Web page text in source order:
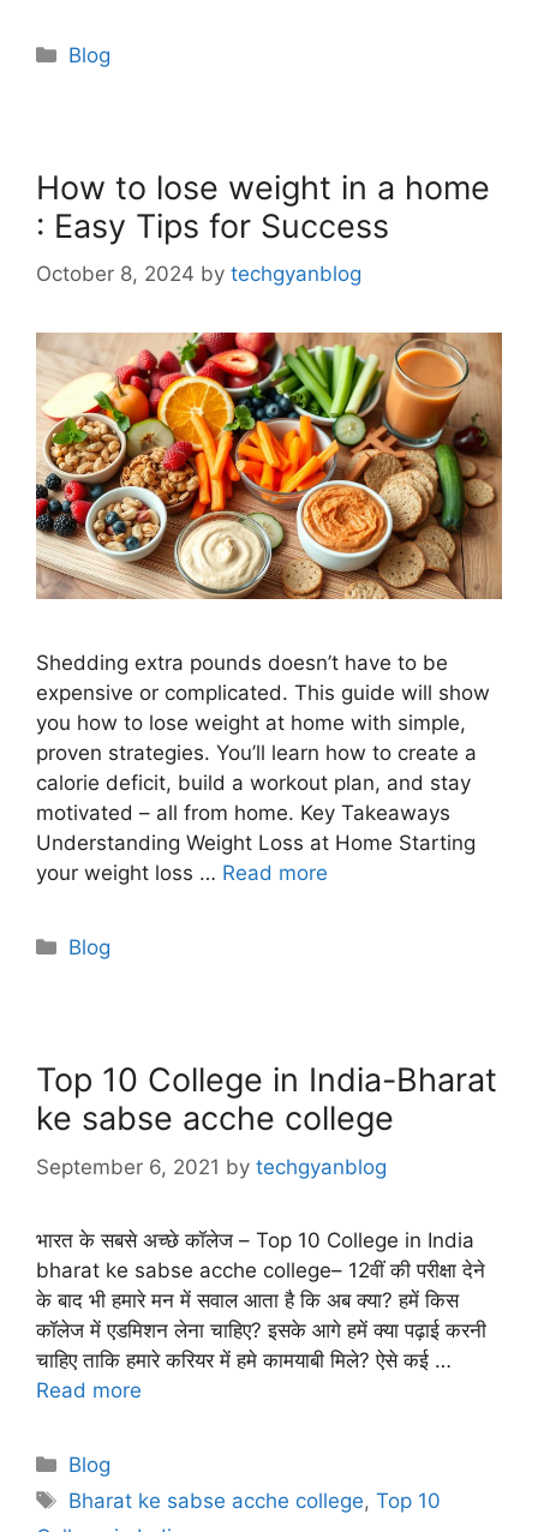
Categories
Blog
How to lose weight in a home
: Easy Tips for Success
October 8, 2024 by techgyanblog
Shedding extra pounds doesn’t have to be
expensive or complicated. This guide will show
you how to lose weight at home with simple,
proven strategies. You’ll learn how to create a
calorie deficit, build a workout plan, and stay
motivated – all from home. Key Takeaways
Understanding Weight Loss at Home Starting
your weight loss … Read more
Categories
Blog
Top 10 College in India-Bharat
ke sabse acche college
September 6, 2021 by techgyanblog
भारत के सबसे अच्छे कॉलेज – Top 10 College in India
bharat ke sabse acche college– 12वीं की परीक्षा देने
के बाद भी हमारे मन में सवाल आता है कि अब क्या? हमें किस
कॉलेज में एडमिशन लेना चाहिए? इसके आगे हमें क्या पढ़ाई करनी
चाहिए ताकि हमारे करियर में हमे कामयाबी मिले? ऐसे कई …
Read more
Categories
Blog
Tags
Bharat ke sabse acche college,Top 10